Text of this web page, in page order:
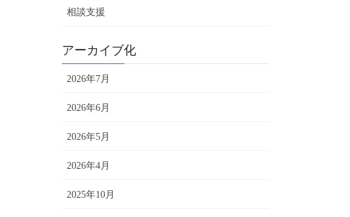
相談支援
アーカイブ化
2026年7月
2026年6月
2026年5月
2026年4月
2025年10月